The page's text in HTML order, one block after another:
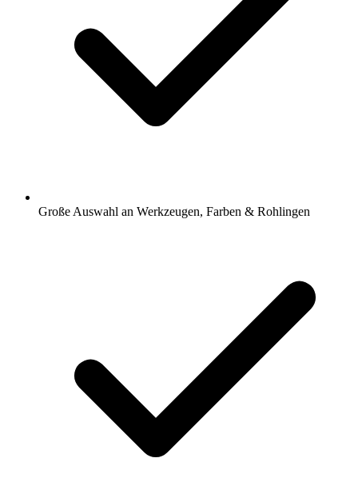
Große Auswahl an Werkzeugen, Farben & Rohlingen